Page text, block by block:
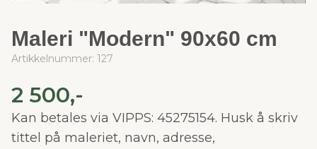
Maleri "Modern" 90x60 cm
Artikkelnummer: 127
2 500,-
Kan betales via VIPPS: 45275154. Husk å skriv
tittel på maleriet, navn, adresse,